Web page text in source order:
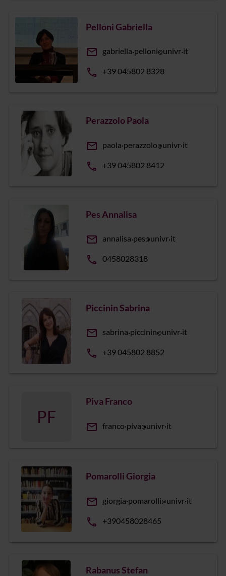
Pelloni Gabriella
email gabriella pelloni univr it
phone +39 045802 8328
Perazzolo Paola
email paola perazzolo univr it
phone +39 045802 8412
Pes Annalisa
email annalisa pes univr it
phone 0458028318
Piccinin Sabrina
email sabrina piccinin univr it
phone +39 045802 8852
PF
Piva Franco
email franco piva univr it
Pomarolli Giorgia
email giorgia pomarolli univr it
phone +390458028465
Rabanus Stefan